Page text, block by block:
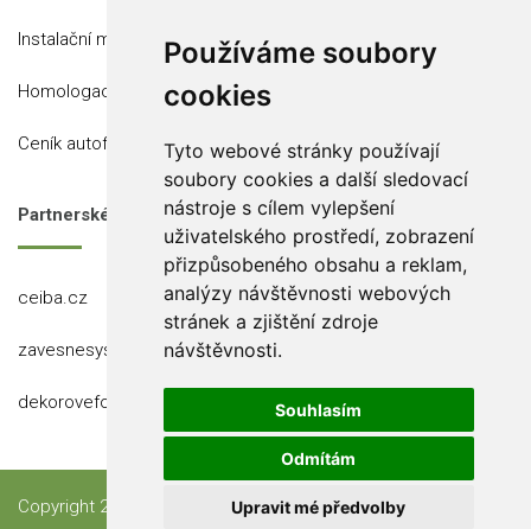
Používáme soubory
cookies
Tyto webové stránky používají
soubory cookies a další sledovací
nástroje s cílem vylepšení
uživatelského prostředí, zobrazení
přizpůsobeného obsahu a reklam,
analýzy návštěvnosti webových
stránek a zjištění zdroje
návštěvnosti.
Souhlasím
Odmítám
Upravit mé předvolby
Instalační místa
Homologace
Ceník autofólií
Partnerské stránky
ceiba.cz
zavesnesystemy.cz
dekorovefolie.cz
Copyright 2023 Ceiba, s.r.o.